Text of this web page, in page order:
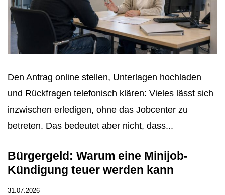
Den Antrag online stellen, Unterlagen hochladen
und Rückfragen telefonisch klären: Vieles lässt sich
inzwischen erledigen, ohne das Jobcenter zu
betreten. Das bedeutet aber nicht, dass...
Bürgergeld: Warum eine Minijob-
Kündigung teuer werden kann
31.07.2026